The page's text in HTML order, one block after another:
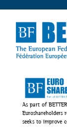
As part of
Euroshareholders
seeks to improve